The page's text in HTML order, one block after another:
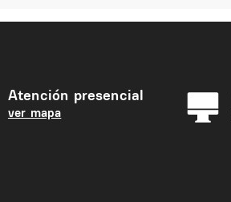
Atención presencial
ver mapa